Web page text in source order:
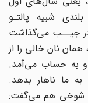
شبیه پالتـو
جیــب می‌گذاشت
نان خالی را از
به حساب می‌آمد.
ما ناهار بدهد.
شوخی هم می‌گفت: